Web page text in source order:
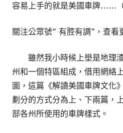
容易上手的就是美國車牌……（
關注公眾號“ 有腔有調”，查看
雖然我小時候上壆是地理渣
州和一個特區組成，借用網絡
圖，這篇《解讀美國車牌文化
劃分的方式分為上、下兩篇，
部各州所使用的車牌樣式。